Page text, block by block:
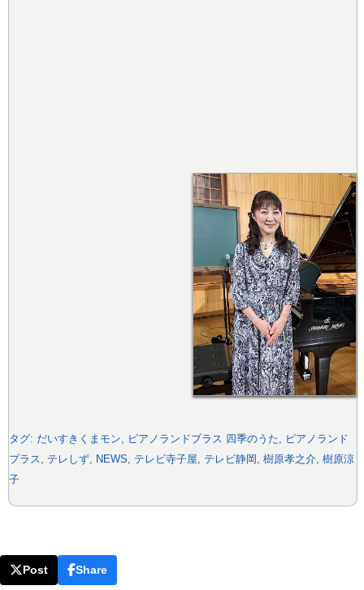
タグ: だいすきくまモン ピアノランドプラス 四季のうた
ピアノランド
プラス
テレしず NEWS テレビ寺子屋 テレビ静岡 樹原孝之介 樹原涼
子
Post Share